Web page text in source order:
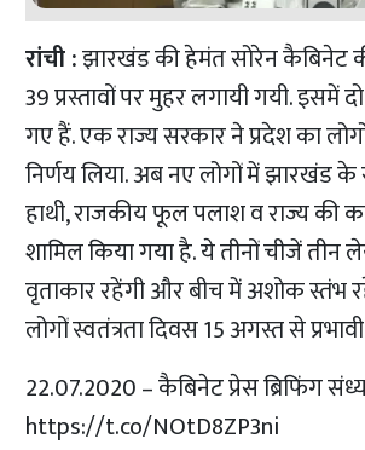
रांची :झारखंड की हेमंत सोरेन
39 प्रस्तावों पर मुहर लगायी गयी.
गए हैं. एक राज्य सरकार ने प्रदेश का
निर्णय लिया. अब नए लोगों में झारखंड
हाथी, राजकीय फूल पलाश व राज्य की
शामिल किया गया है. ये तीनों चीजें तीन
वृताकार रहेंगी और बीच में अशोक स्तंभ
लोगों स्वतंत्रता दिवस 15 अगस्त से
22.07.2020 – कैबिनेट प्रेस ब्रिफिंग
https://t.co/NOtD8ZP3ni